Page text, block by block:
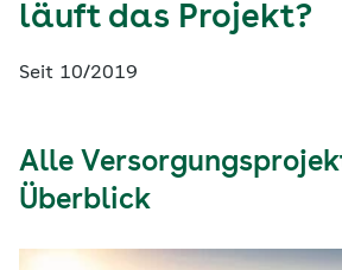
läuft das Projekt?
Seit 10/2019
Alle
Überblick